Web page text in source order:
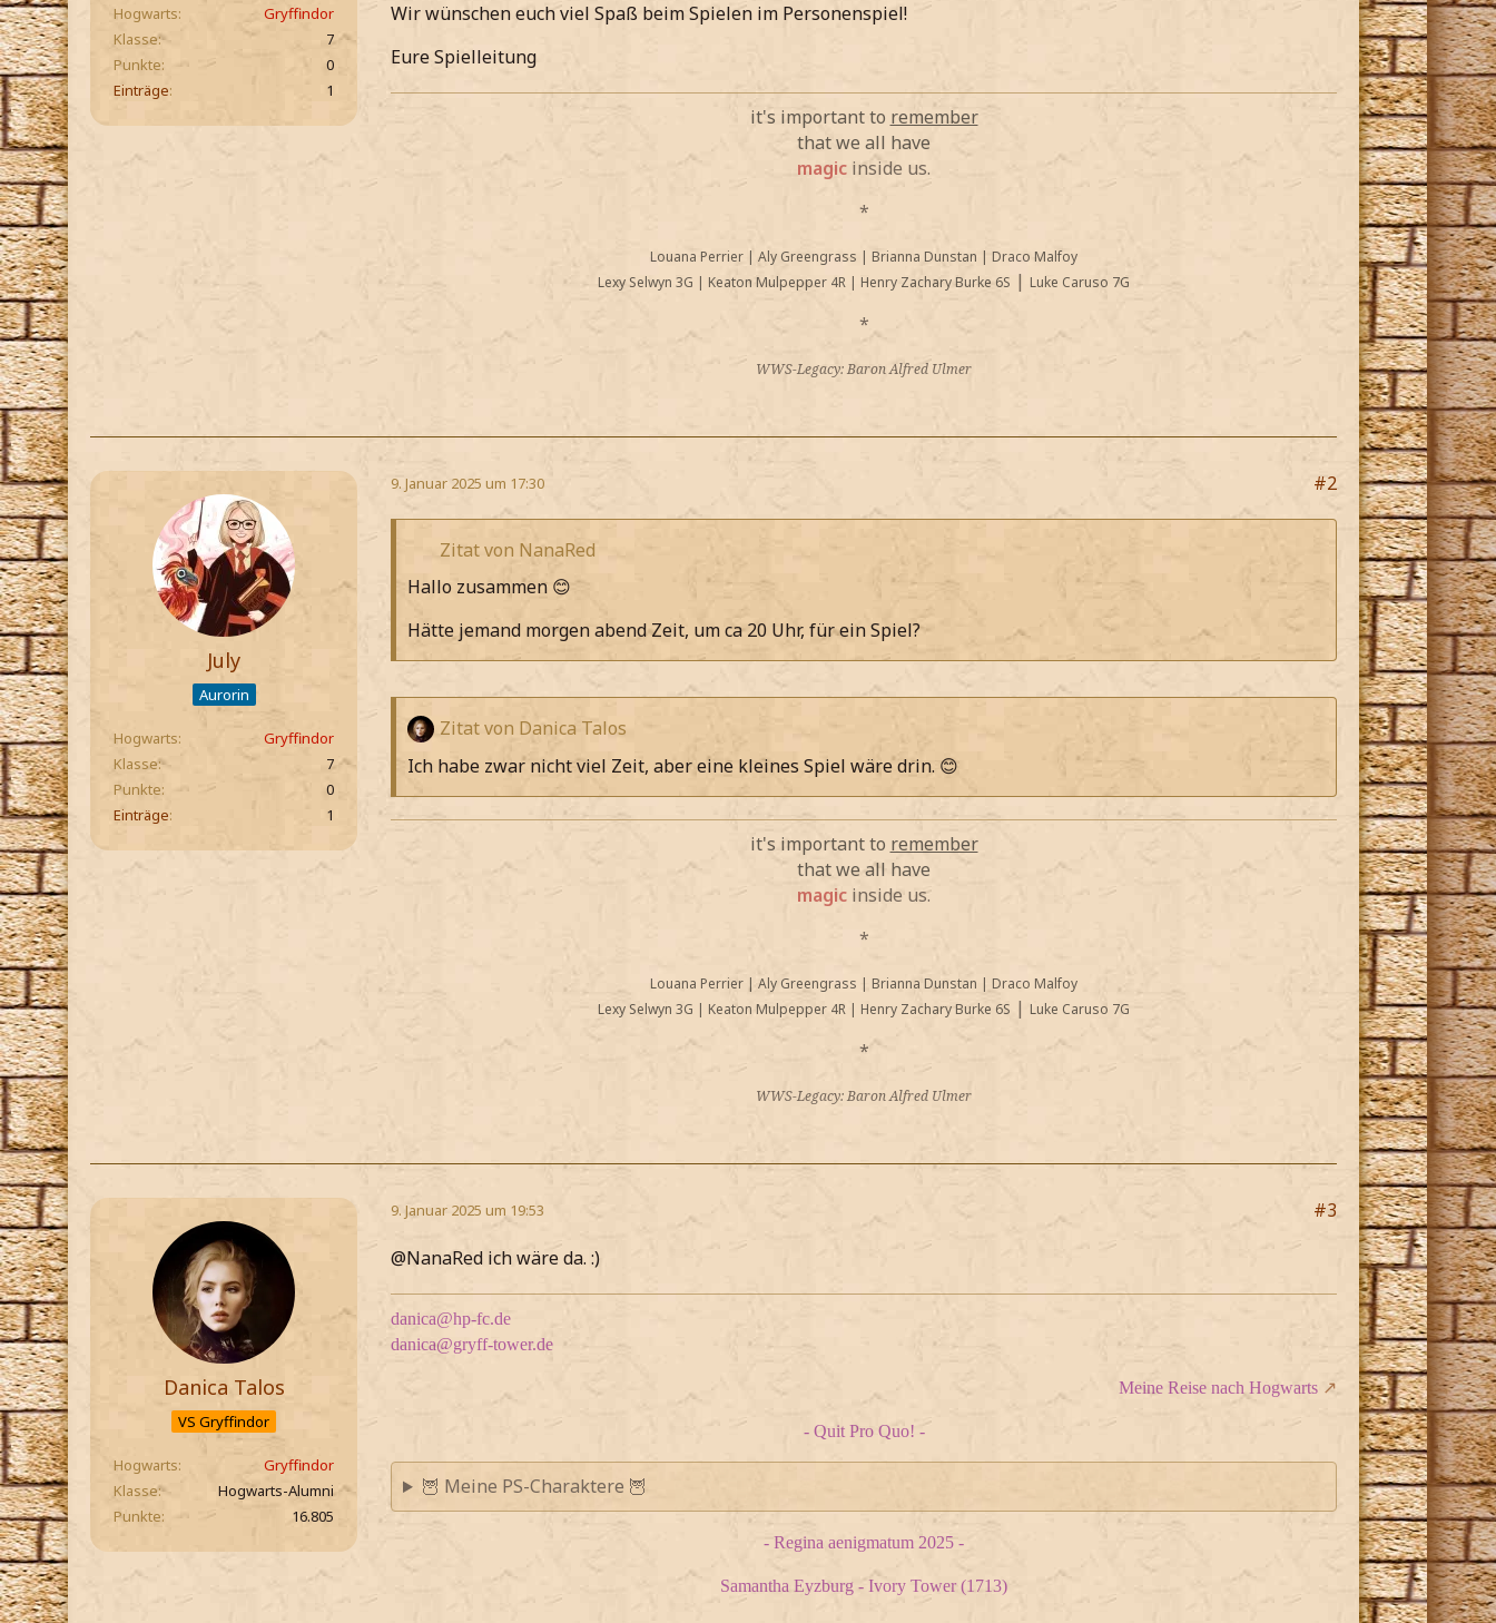
Hogwarts
Gryffindor
Klasse
7
Punkte
0
Einträge
1
Wir wünschen euch viel Spaß beim Spielen im Personenspiel!
Eure Spielleitung
it's important to remember
that we all have
magic inside us.
*
Louana Perrier | Aly Greengrass | Brianna Dunstan | Draco Malfoy
Lexy Selwyn 3G | Keaton Mulpepper 4R | Henry Zachary Burke 6S | Luke Caruso 7G
*
WWS-Legacy: Baron Alfred Ulmer
July
Aurorin
Hogwarts
Gryffindor
Klasse
7
Punkte
0
Einträge
1
9. Januar 2025 um 17:30 #2
Zitat von NanaRed
Hallo zusammen 😊
Hätte jemand morgen abend Zeit, um ca 20 Uhr, für ein Spiel?
Zitat von Danica Talos
Ich habe zwar nicht viel Zeit, aber eine kleines Spiel wäre drin. 😊
it's important to remember
that we all have
magic inside us.
*
Louana Perrier | Aly Greengrass | Brianna Dunstan | Draco Malfoy
Lexy Selwyn 3G | Keaton Mulpepper 4R | Henry Zachary Burke 6S | Luke Caruso 7G
*
WWS-Legacy: Baron Alfred Ulmer
Danica Talos
VS Gryffindor
Hogwarts
Gryffindor
Klasse
Hogwarts-Alumni
Punkte
16.805
9. Januar 2025 um 19:53
#3
@NanaRed ich wäre da. :)
danica@hp-fc.de
danica@gryff-tower.de
Meine Reise nach Hogwarts
- Quit Pro Quo! -
🦉 Meine PS-Charaktere 🦉
- Regina aenigmatum 2025 -
Samantha Eyzburg - Ivory Tower (1713)